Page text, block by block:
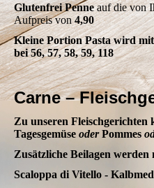
Glutenfrei Penneauf die von
Aufpreis von 4,90
Kleine Portion Pasta wird
bei 56, 57, 58, 59, 118
Carne –
Zu unseren Fleischgerichten
Tagesgemüse oderPommes
Zusätzliche Beilagen
Scaloppa di Vitello -